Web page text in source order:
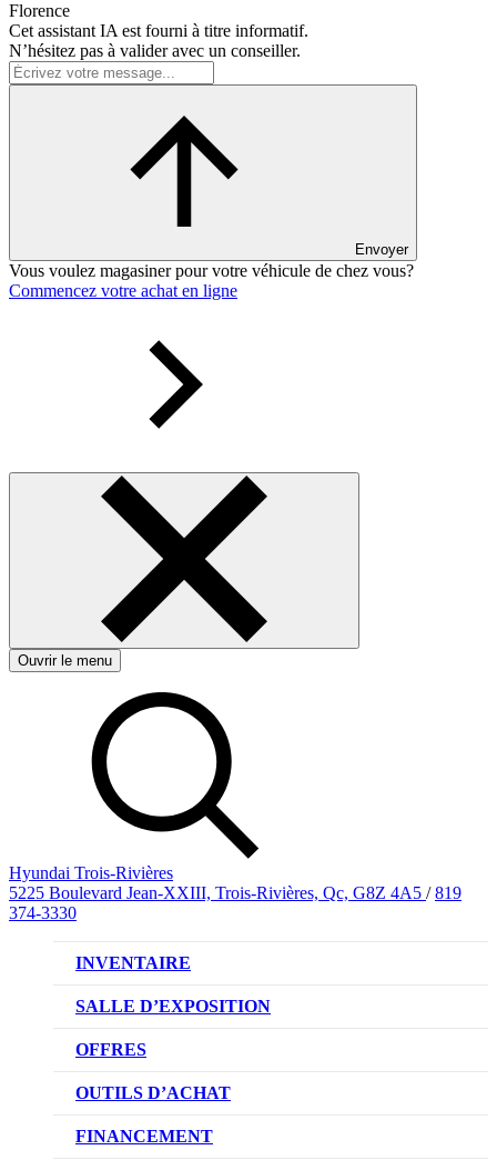
Florence
Cet assistant IA est fourni à titre informatif.
N’hésitez pas à valider avec un conseiller.
Envoyer
Vous voulez magasiner pour votre véhicule de chez vous?
Commencez votre achat en ligne
Ouvrir le menu
Hyundai Trois-Rivières
5225 Boulevard Jean-XXIII, Trois-Rivières, Qc, G8Z 4A5 / 819
374-3330
INVENTAIRE
VÉHICULES NEUFS
VÉHICULES D’OCCASION
SALLE D’EXPOSITION
OFFRES
OFFRE DE VÉHICULES NEUFS
OFFRES DU CONCESSIONNAIRE
OUTILS D’ACHAT
CL!QUEZ ET ACHETEZ HYUNDAI
FINANCEMENT